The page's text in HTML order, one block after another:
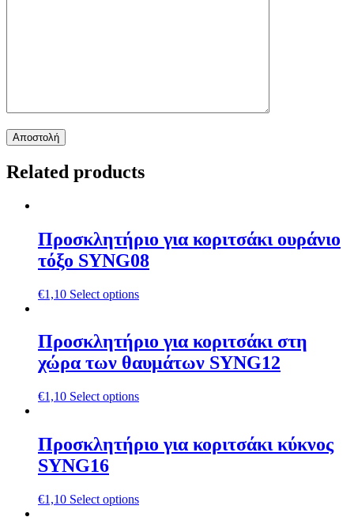
Related products
Προσκλητήριο για κοριτσάκι ουράνιο
τόξο SYNG08
€1,10 Select options
Προσκλητήριο για κοριτσάκι στη
χώρα των θαυμάτων SYNG12
€1,10 Select options
Προσκλητήριο για κοριτσάκι κύκνος
SYNG16
€1,10 Select options